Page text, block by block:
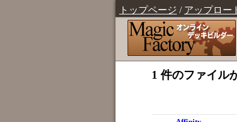
トップページ / アップロー
1 件のファイル